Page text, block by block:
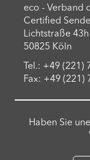
eco - Verband
Certified
Lichtstraße 43h
50825 Köln
Tel.: +49 (221)
Fax: +49 (221)
Haben Sie